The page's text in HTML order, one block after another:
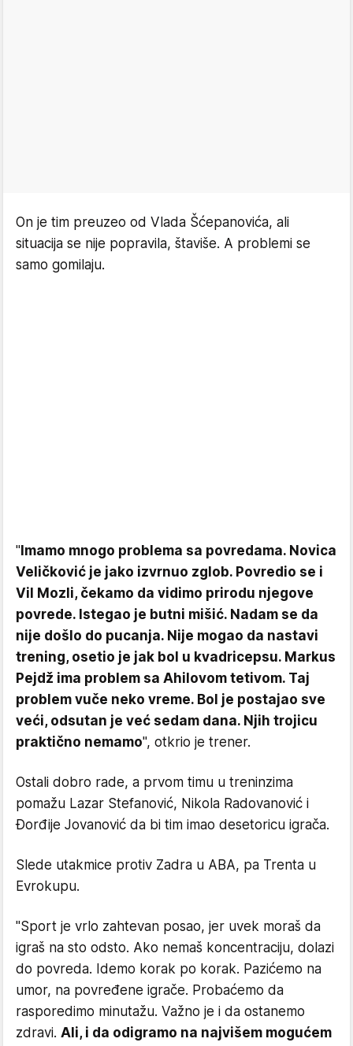
On je tim preuzeo od Vlada Šćepanovića, ali
situacija se nije popravila, štaviše. A problemi se
samo gomilaju.
" Imamo mnogo problema sa povredama. Novica
Veličković je jako izvrnuo zglob. Povredio se i
Vil Mozli, čekamo da vidimo prirodu njegove
povrede. Istegao je butni mišić. Nadam se da
nije došlo do pucanja. Nije mogao da nastavi
trening, osetio je jak bol u kvadricepsu. Markus
Pejdž ima problem sa Ahilovom tetivom. Taj
problem vuče neko vreme. Bol je postajao sve
veći, odsutan je već sedam dana. Njih trojicu
praktično nemamo", otkrio je trener.
Ostali dobro rade, a prvom timu u treninzima
pomažu Lazar Stefanović, Nikola Radovanović i
Đorđije Jovanović da bi tim imao desetoricu igrača.
Slede utakmice protiv Zadra u ABA, pa Trenta u
Evrokupu.
"Sport je vrlo zahtevan posao, jer uvek moraš da
igraš na sto odsto. Ako nemaš koncentraciju, dolazi
do povreda. Idemo korak po korak. Pazićemo na
umor, na povređene igrače. Probaćemo da
rasporedimo minutažu. Važno je i da ostanemo
zdravi. Ali, i da odigramo na najvišem mogućem